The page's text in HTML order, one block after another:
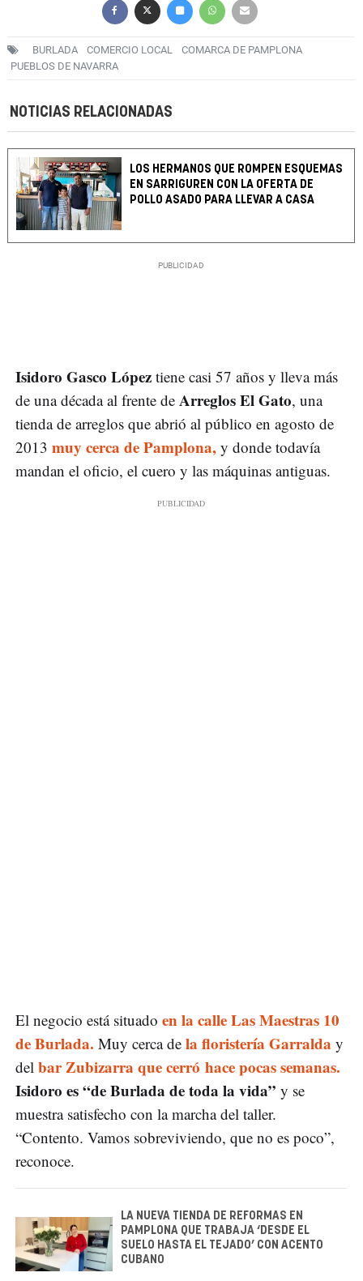
BURLADA COMERCIO LOCAL
COMARCA DE PAMPLONA
PUEBLOS DE NAVARRA
NOTICIAS RELACIONADAS
LOS HERMANOS QUE ROMPEN ESQUEMAS
EN SARRIGUREN CON LA OFERTA DE
POLLO ASADO PARA LLEVAR A CASA
Isidoro Gasco López tiene casi 57 años y lleva más
de una década al frente de Arreglos El Gato, una
tienda de arreglos que abrió al público en agosto de
2013 muy cerca de Pamplona, y donde todavía
mandan el oficio, el cuero y las máquinas antiguas.
El negocio está situado en la calle Las Maestras 10
de Burlada. Muy cerca de la floristería Garralda y
del bar Zubizarra que cerró hace pocas semanas.
Isidoro es “de Burlada de toda la vida” y se
muestra satisfecho con la marcha del taller.
“Contento. Vamos sobreviviendo, que no es poco”,
reconoce.
LA NUEVA TIENDA DE REFORMAS EN
PAMPLONA QUE TRABAJA ‘DESDE EL
SUELO HASTA EL TEJADO’ CON ACENTO
CUBANO